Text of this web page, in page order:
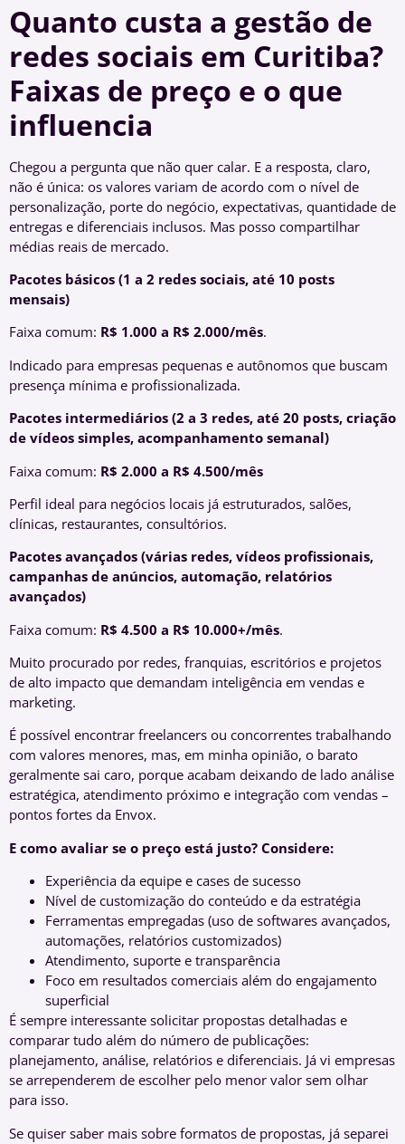
Quanto custa a gestão de
redes sociais em Curitiba?
Faixas de preço e o que
influencia
Chegou a pergunta que não quer calar. E a resposta, claro,
não é única: os valores variam de acordo com o nível de
personalização, porte do negócio, expectativas, quantidade de
entregas e diferenciais inclusos. Mas posso compartilhar
médias reais de mercado.
Pacotes básicos (1 a 2 redes sociais, até 10 posts
mensais)
Faixa comum: R$ 1.000 a R$ 2.000/mês.
Indicado para empresas pequenas e autônomos que buscam
presença mínima e profissionalizada.
Pacotes intermediários (2 a 3 redes, até 20 posts, criação
de vídeos simples, acompanhamento semanal)
Faixa comum: R$ 2.000 a R$ 4.500/mês
Perfil ideal para negócios locais já estruturados, salões,
clínicas, restaurantes, consultórios.
Pacotes avançados (várias redes, vídeos profissionais,
campanhas de anúncios, automação, relatórios
avançados)
Faixa comum: R$ 4.500 a R$ 10.000+/mês.
Muito procurado por redes, franquias, escritórios e projetos
de alto impacto que demandam inteligência em vendas e
marketing.
É possível encontrar freelancers ou concorrentes trabalhando
com valores menores, mas, em minha opinião, o barato
geralmente sai caro, porque acabam deixando de lado análise
estratégica, atendimento próximo e integração com vendas –
pontos fortes da Envox.
E como avaliar se o preço está justo? Considere:
Experiência da equipe e cases de sucesso
Nível de customização do conteúdo e da estratégia
Ferramentas empregadas (uso de softwares avançados,
automações, relatórios customizados)
Atendimento, suporte e transparência
Foco em resultados comerciais além do engajamento
superficial
É sempre interessante solicitar propostas detalhadas e
comparar tudo além do número de publicações:
planejamento, análise, relatórios e diferenciais. Já vi empresas
se arrependerem de escolher pelo menor valor sem olhar
para isso.
Se quiser saber mais sobre formatos de propostas, já separei